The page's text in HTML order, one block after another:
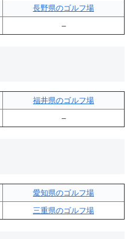
長野県のゴルフ場
–
福井県のゴルフ場
–
愛知県のゴルフ場
三重県のゴルフ場